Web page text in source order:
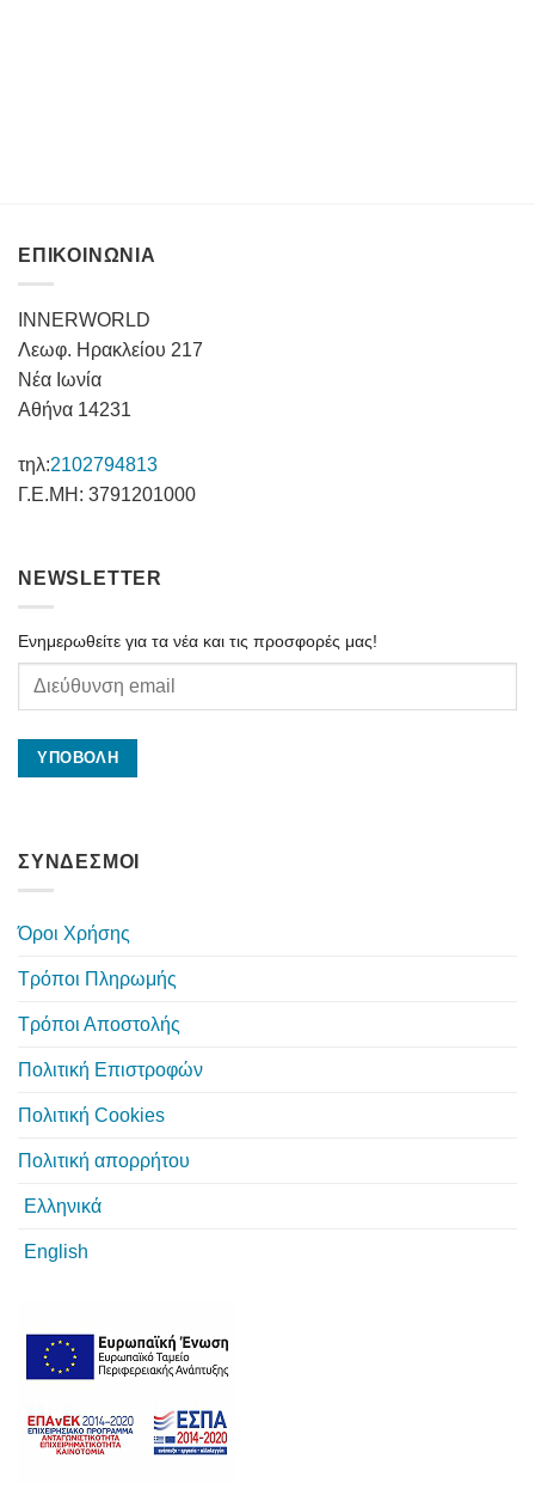
ΕΠΙΚΟΙΝΩΝΙΑ
INNERWORLD
Λεωφ. Ηρακλείου 217
Νέα Ιωνία
Αθήνα 14231
τηλ:2102794813
Γ.Ε.ΜΗ: 3791201000
NEWSLETTER
Ενημερωθείτε για τα νέα και τις προσφορές μας!
ΣΥΝΔΕΣΜΟΙ
Όροι Χρήσης
Τρόποι Πληρωμής
Τρόποι Αποστολής
Πολιτική Επιστροφών
Πολιτική Cookies
Πολιτική απορρήτου
Ελληνικά
English